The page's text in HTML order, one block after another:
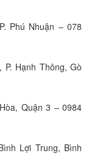
Phú Nhuận – 078
Hạnh Thông, Gò
Quận 3 – 0984
Lợi Trung, Bình